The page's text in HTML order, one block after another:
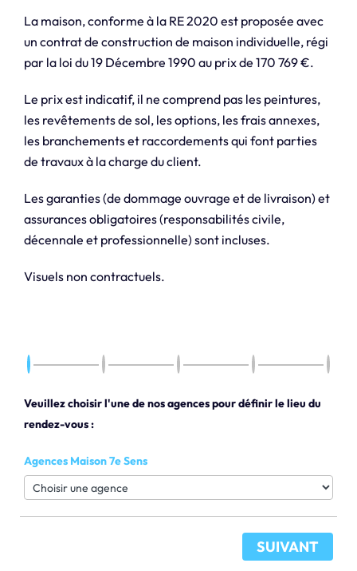
La maison, conforme à la RE 2020 est proposée avec
un contrat de construction de maison individuelle, régi
par la loi du 19 Décembre 1990 au prix de 170 769 €.
Le prix est indicatif, il ne comprend pas les peintures,
les revêtements de sol, les options, les frais annexes,
les branchements et raccordements qui font parties
de travaux à la charge du client.
Les garanties (de dommage ouvrage et de livraison) et
assurances obligatoires (responsabilités civile,
décennale et professionnelle) sont incluses.
Visuels non contractuels.
Veuillez choisir l'une de nos agences pour définir le lieu du
rendez-vous :
Agences Maison 7e Sens
SUIVANT